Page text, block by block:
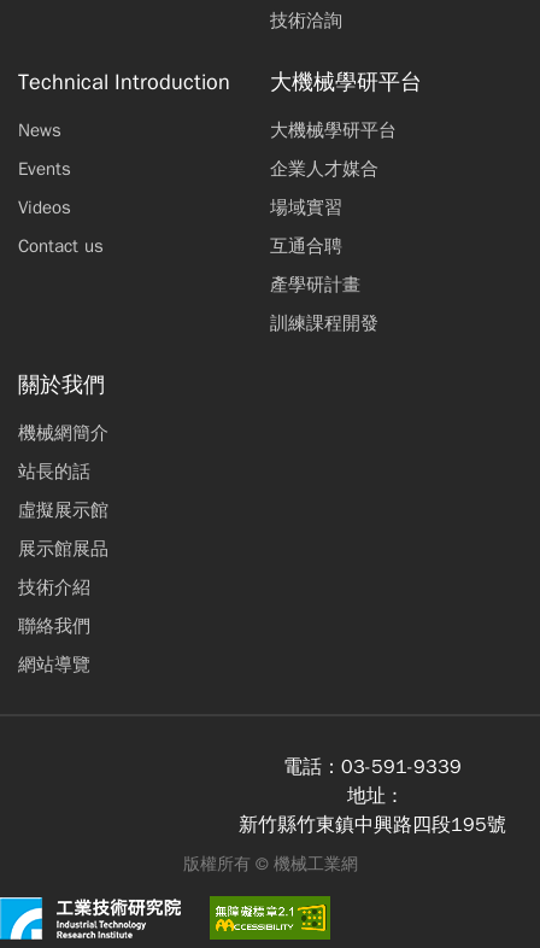
技術洽詢
Technical Introduction
News
Events
Videos
Contact us
大機械學研平台
大機械學研平台
企業人才媒合
場域實習
互通合聘
產學研計畫
訓練課程開發
關於我們
機械網簡介
站長的話
虛擬展示館
展示館展品
技術介紹
聯絡我們
網站導覽
電話： 03-591-9339
地址 :
新竹縣竹東鎮中興路四段195號
版權所有 © 機械工業網